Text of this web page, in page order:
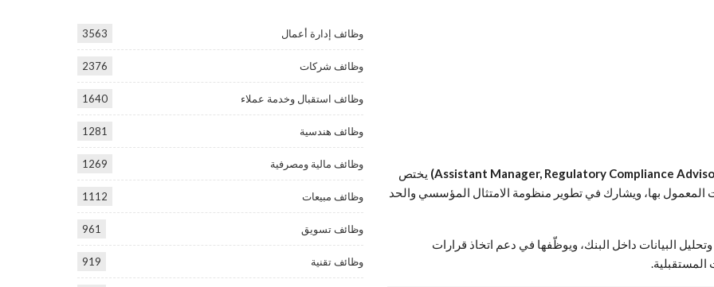
يختص
المعمول بها، ويشارك في تطوير منظومة الامتثال المؤسسي والحد
البيانات داخل البنك، ويوظّفها في دعم اتخاذ قرارات
وظائف إدارة أعمال 3563
وظائف شركات 2376
وظائف استقبال وخدمة عملاء 1640
وظائف هندسية 1281
وظائف مالية ومصرفية 1269
وظائف مبيعات 1112
وظائف تسويق 961
وظائف تقنية 919